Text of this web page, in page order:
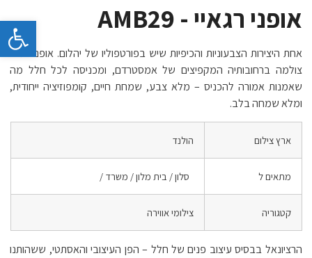
אופני רגאיי - AMB29
אחת היצירות הצבעוניות והכיפיות שיש בפורטפוליו של יהלום. אופני רגאיי
צולמה ברחובותיה המקפיצים של אמסטרדם, ומכניסה לכל חלל מה
שאמנות אמורה להכניס – מלא צבע, שמחת חיים, קומפוזיציה ייחודית,
ומלא שמחה בלב.
ארץ צילום הולנד
מתאים ל סלון / בית מלון / משרד /
קטגוריה צילומי אווירה
הרציונאל בבסיס עיצוב פנים של חלל – הפן העיצובי והאסתטי, ששהותנו